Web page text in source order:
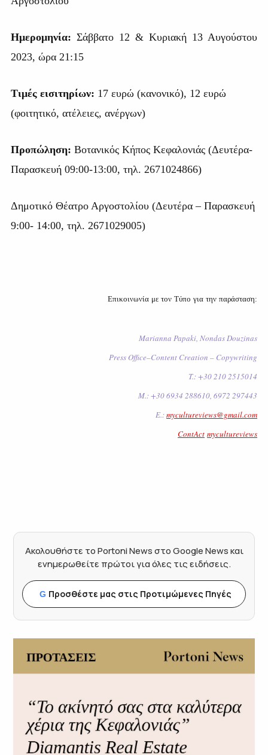
Ημερομηνία: Σάββατο 12 & Κυριακή 13 Αυγούστου
2023, ώρα 21:15
Τιμές εισιτηρίων: 17 ευρώ (κανονικό), 12 ευρώ
(φοιτητικό, ατέλειες, ανέργων)
Προπώληση: Βοτανικός Κήπος Κεφαλονιάς (Δευτέρα-
Παρασκευή 09:00-13:00, τηλ. 2671024866)
Δημοτικό Θέατρο Αργοστολίου (Δευτέρα – Παρασκευή
9:00- 14:00, τηλ. 2671029005)
Επικοινωνία με τον Τύπο για την παράσταση:
Marianna Papaki, Nondas Douzinas
Press Office–Content Creation – Copywriting
T.: +30 210 2515014
M.: +30 6934 288610, 6972 297443
E.:mycultureviews@gmail.com
ContAct mycultureviews
Ακολουθήστε το Portoni News στο Google News και
ενημερωθείτε πρώτοι για όλες τις ειδήσεις.
G Προσθέστε μας στις Προτιμώμενες Πηγές